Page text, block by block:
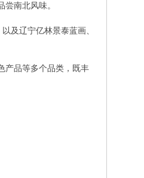
南北风味。
及辽宁亿林景泰蓝画、
产品等多个品类，既丰